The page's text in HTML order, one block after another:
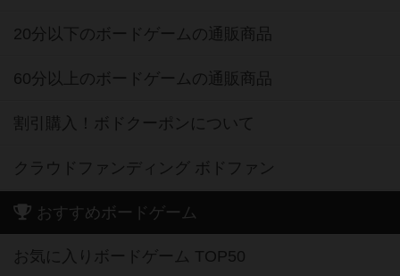
20分以下のボードゲームの通販商品
60分以上のボードゲームの通販商品
割引購入！ボドクーポンについて
クラウドファンディング ボドファン
おすすめボードゲーム
お気に入りボードゲーム TOP50